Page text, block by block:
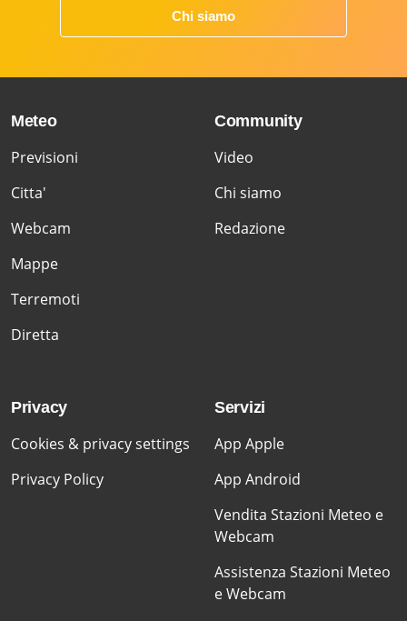
Chi siamo
Meteo
Previsioni
Citta'
Webcam
Mappe
Terremoti
Diretta
Community
Video
Chi siamo
Redazione
Privacy
Cookies & privacy settings
Privacy Policy
Servizi
App Apple
App Android
Vendita Stazioni Meteo e
Webcam
Assistenza Stazioni Meteo
e Webcam